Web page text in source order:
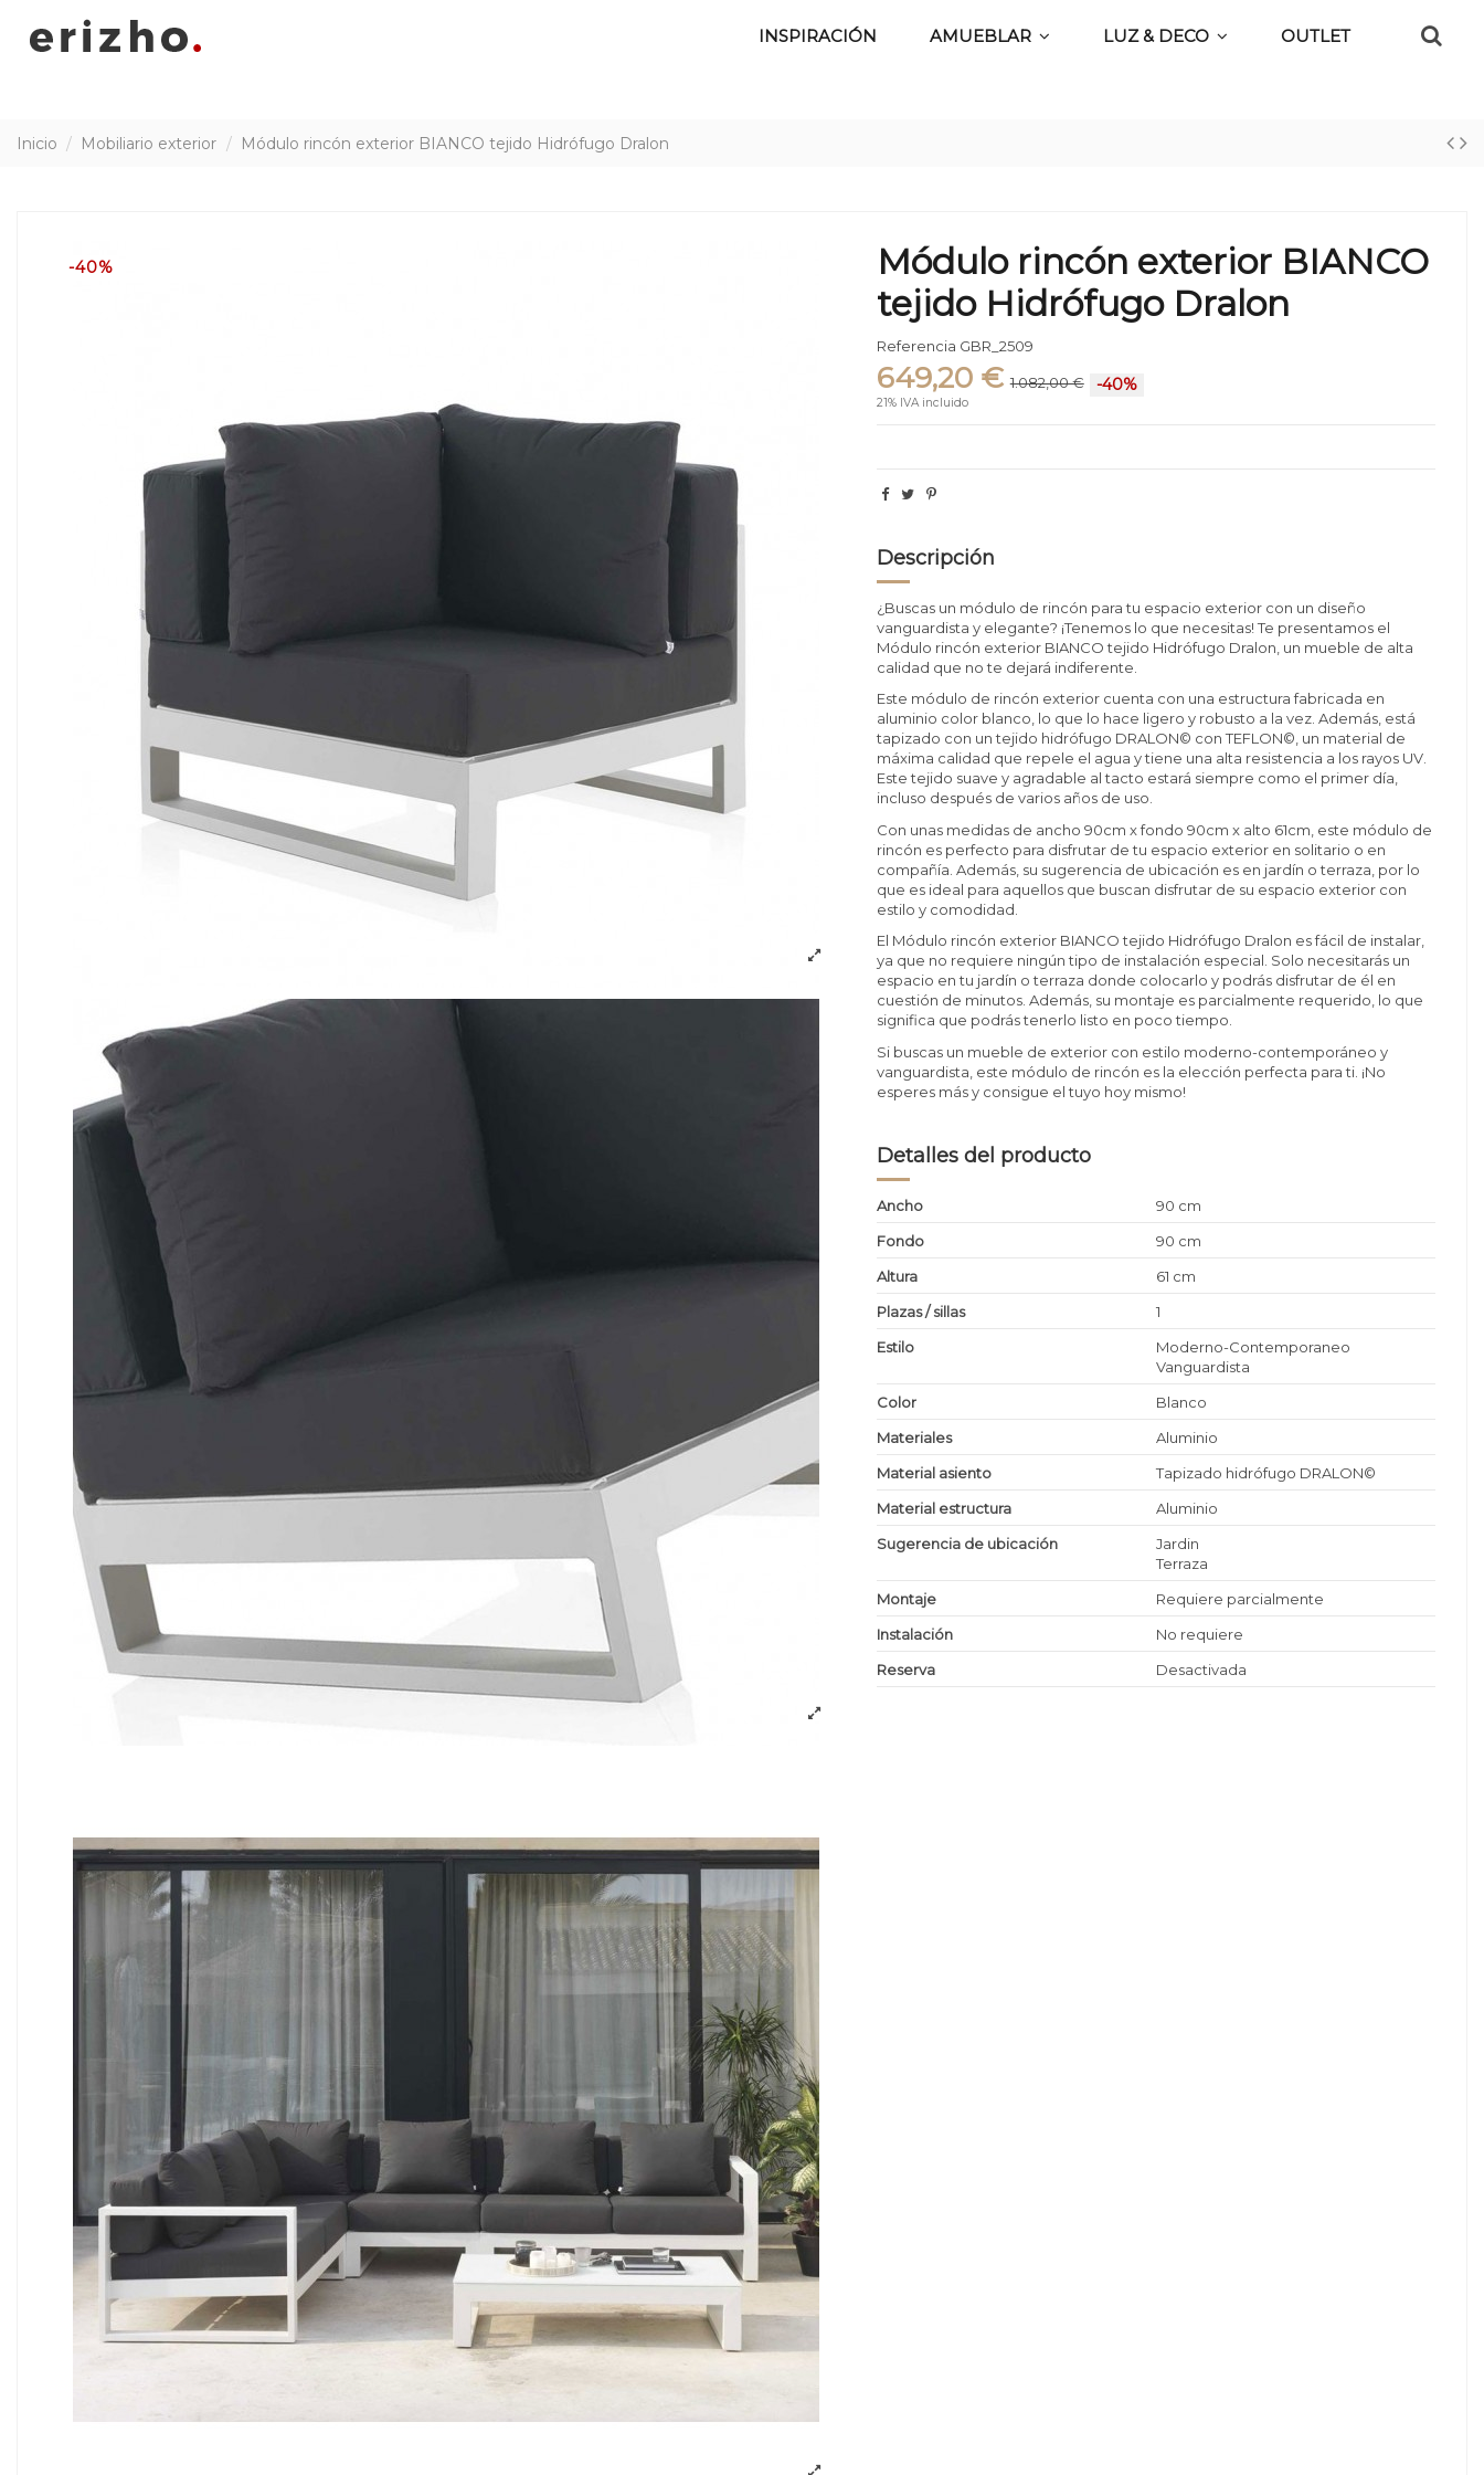
INSPIRACIÓN AMUEBLAR LUZ & DECO OUTLET
Inicio Mobiliario exterior Módulo rincón exterior BIANCO tejido Hidrófugo Dralon
-40%
Módulo rincón exterior BIANCO
tejido Hidrófugo Dralon
Referencia GBR_2509
649,20 € 1.082,00 € -40%
21% IVA incluido
Descripción
¿Buscas un módulo de rincón para tu espacio exterior con un diseño
vanguardista y elegante? ¡Tenemos lo que necesitas! Te presentamos el
Módulo rincón exterior BIANCO tejido Hidrófugo Dralon, un mueble de alta
calidad que no te dejará indiferente.
Este módulo de rincón exterior cuenta con una estructura fabricada en
aluminio color blanco, lo que lo hace ligero y robusto a la vez. Además, está
tapizado con un tejido hidrófugo DRALON© con TEFLON©, un material de
máxima calidad que repele el agua y tiene una alta resistencia a los rayos UV.
Este tejido suave y agradable al tacto estará siempre como el primer día,
incluso después de varios años de uso.
Con unas medidas de ancho 90cm x fondo 90cm x alto 61cm, este módulo de
rincón es perfecto para disfrutar de tu espacio exterior en solitario o en
compañía. Además, su sugerencia de ubicación es en jardín o terraza, por lo
que es ideal para aquellos que buscan disfrutar de su espacio exterior con
estilo y comodidad.
El Módulo rincón exterior BIANCO tejido Hidrófugo Dralon es fácil de instalar,
ya que no requiere ningún tipo de instalación especial. Solo necesitarás un
espacio en tu jardín o terraza donde colocarlo y podrás disfrutar de él en
cuestión de minutos. Además, su montaje es parcialmente requerido, lo que
significa que podrás tenerlo listo en poco tiempo.
Si buscas un mueble de exterior con estilo moderno-contemporáneo y
vanguardista, este módulo de rincón es la elección perfecta para ti. ¡No
esperes más y consigue el tuyo hoy mismo!
Detalles del producto
Ancho
90 cm
Fondo
90 cm
Altura
61 cm
Plazas / sillas
1
Estilo
Moderno-Contemporaneo
Vanguardista
Color
Blanco
Materiales
Aluminio
Material asiento
Tapizado hidrófugo DRALON©
Material estructura
Aluminio
Sugerencia de ubicación
Jardin
Terraza
Montaje
Requiere parcialmente
Instalación
No requiere
Reserva
Desactivada